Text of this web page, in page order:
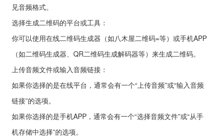
见音频格式。
选择生成二维码的平台或工具：
你可以使用在线二维码生成器（如八木屋二维码=等）或手机APP
（如二维码生成器、QR二维码生成解码器等）来生成二维码。
上传音频文件或输入音频链接：
如果你选择的是在线平台，通常会有一个“上传音频”或“输入音频
链接”的选项。
如果你选择的是手机APP，通常会有一个“选择音频文件”或“从手
机存储中选择”的选项。